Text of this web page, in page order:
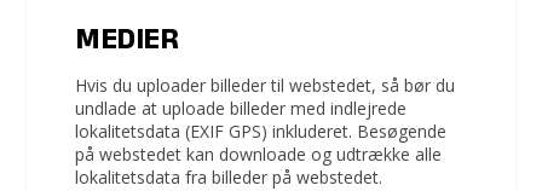
MEDIER
Hvis du uploader billeder til webstedet, så bør du
undlade at uploade billeder med indlejrede
lokalitetsdata (EXIF GPS) inkluderet. Besøgende
på webstedet kan downloade og udtrække alle
lokalitetsdata fra billeder på webstedet.